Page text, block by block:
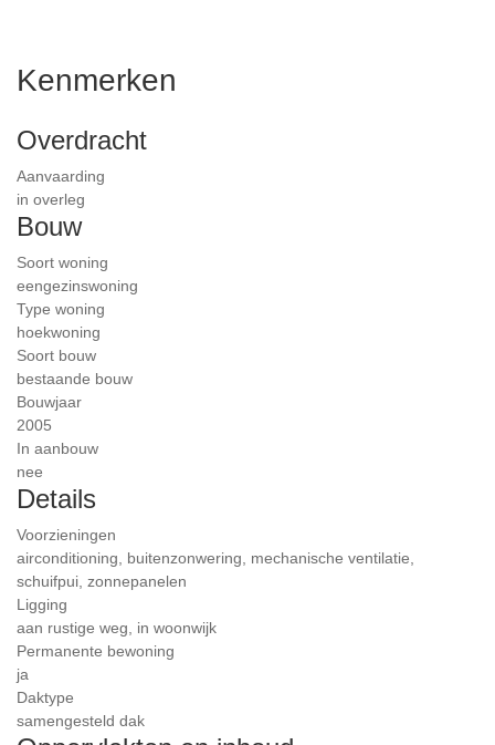
Kenmerken
Overdracht
Aanvaarding
in overleg
Bouw
Soort woning
eengezinswoning
Type woning
hoekwoning
Soort bouw
bestaande bouw
Bouwjaar
2005
In aanbouw
nee
Details
Voorzieningen
airconditioning, buitenzonwering, mechanische ventilatie,
schuifpui, zonnepanelen
Ligging
aan rustige weg, in woonwijk
Permanente bewoning
ja
Daktype
samengesteld dak